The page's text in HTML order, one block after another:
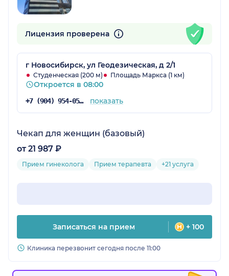
Лицензия проверена
г Новосибирск, ул Геодезическая, д 2/1
Студенческая (200 м) Площадь Маркса (1 км)
Откроется в 08:00
+7 (904) 954-05-19 показать
Чекап для женщин (базовый)
от 21 987 ₽
Прием гинеколога Прием терапевта +21 услуга
Записаться на прием + 100
Клиника перезвонит сегодня после 11:00